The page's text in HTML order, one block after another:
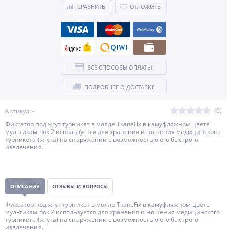
Артикул: -
(0)
Фиксатор под жгут турникет в молле TkaneFix в камуфляжном цвете
мультикам пок.2 используется для хранения и ношения медицинского
турникета (жгута) на снаряжении с возможностью его быстрого
извлечения.
СРАВНИТЬ ОТЛОЖИТЬ
ВСЕ СПОСОБЫ ОПЛАТЫ
ПОДРОБНЕЕ О ДОСТАВКЕ
ОПИСАНИЕ ОТЗЫВЫ И ВОПРОСЫ
Фиксатор под жгут турникет в молле TkaneFix в камуфляжном цвете
мультикам пок.2 используется для хранения и ношения медицинского
турникета (жгута) на снаряжении с возможностью его быстрого
извлечения.